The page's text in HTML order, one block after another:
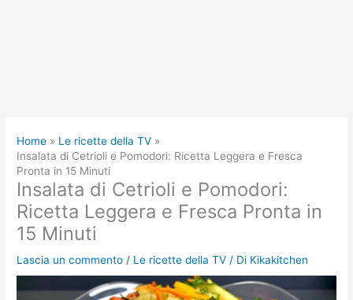
Home
Le ricette della TV
Insalata di Cetrioli e Pomodori: Ricetta Leggera e Fresca
Pronta in 15 Minuti
Insalata di Cetrioli e Pomodori:
Ricetta Leggera e Fresca Pronta in
15 Minuti
Lascia un commento / Le ricette della TV / Di Kikakitchen